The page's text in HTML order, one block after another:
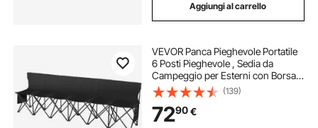
Aggiungi al carrello
VEVOR Panca Pieghevole Portatile
6 Posti Pieghevole , Sedia da
Campeggio per Esterni con Borsa
per Trasporto e Schienale, Panca da
Campo Sport Calcio Pesca, Seduta
Istantanea Senza Montaggio, Nero
(139)
7290€